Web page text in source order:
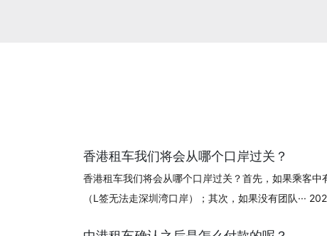
香港租车我们将会从哪个口岸过关？
香港租车我们将会从哪个口岸过关？首先，如果乘客
（L签无法走深圳湾口岸）；其次，如果没有团队···